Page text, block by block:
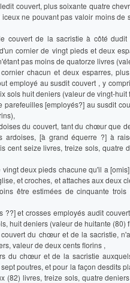
couvert, plus soixante quatre
ne pouvant pas valoir moins de
couvert de la sacristie à côté
cornier de vingt pieds et deux
pas moins de quatorze livres
chacun et deux esparres,
employé au susdit couvert , y
sols huit deniers (valeur de vingt-huit
[employés?] au susdit
du couvert, tant du chœur que
ardoises, [à grand équerre ?] à
cent seize livres, treize sols, quatre
deux pieds chacune qu'il a
et croches, et attaches aux deux
être estimées de cinquante
et crosses employés audit
huit deniers (valeur de huitante (80)
du chœur et de la sacristie,
valeur de deux cents florins ,
du chœur et de la sacristie
poutres, et pour la façon desdits
(82) livres, treize sols, quatre